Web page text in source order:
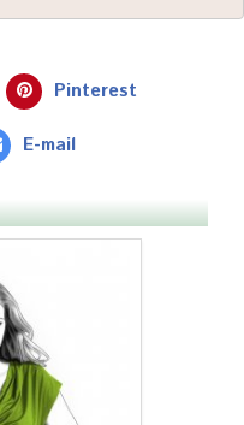
Pinterest
E-mail